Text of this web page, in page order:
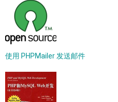
使用 PHPMailer 发送邮件